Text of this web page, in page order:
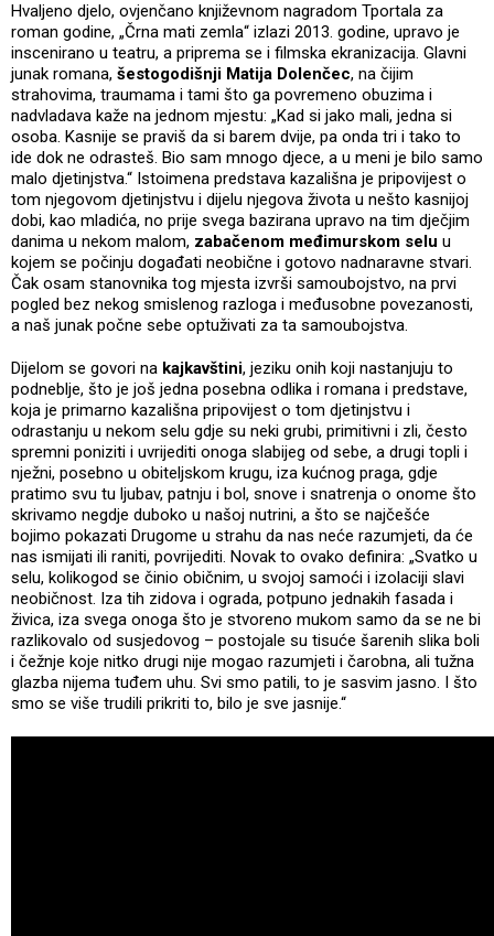
Hvaljeno djelo, ovjenčano književnom nagradom Tportala za
roman godine, „Črna mati zemla“ izlazi 2013. godine, upravo je
inscenirano u teatru, a priprema se i filmska ekranizacija. Glavni
junak romana, šestogodišnji Matija Dolenčec, na čijim
strahovima, traumama i tami što ga povremeno obuzima i
nadvladava kaže na jednom mjestu: „Kad si jako mali, jedna si
osoba. Kasnije se praviš da si barem dvije, pa onda tri i tako to
ide dok ne odrasteš. Bio sam mnogo djece, a u meni je bilo samo
malo djetinjstva.“ Istoimena predstava kazališna je pripovijest o
tom njegovom djetinjstvu i dijelu njegova života u nešto kasnijoj
dobi, kao mladića, no prije svega bazirana upravo na tim dječjim
danima u nekom malom, zabačenom međimurskom selu u
kojem se počinju događati neobične i gotovo nadnaravne stvari.
Čak osam stanovnika tog mjesta izvrši samoubojstvo, na prvi
pogled bez nekog smislenog razloga i međusobne povezanosti,
a naš junak počne sebe optuživati za ta samoubojstva.
Dijelom se govori na kajkavštini, jeziku onih koji nastanjuju to
podneblje, što je još jedna posebna odlika i romana i predstave,
koja je primarno kazališna pripovijest o tom djetinjstvu i
odrastanju u nekom selu gdje su neki grubi, primitivni i zli, često
spremni poniziti i uvrijediti onoga slabijeg od sebe, a drugi topli i
nježni, posebno u obiteljskom krugu, iza kućnog praga, gdje
pratimo svu tu ljubav, patnju i bol, snove i snatrenja o onome što
skrivamo negdje duboko u našoj nutrini, a što se najčešće
bojimo pokazati Drugome u strahu da nas neće razumjeti, da će
nas ismijati ili raniti, povrijediti. Novak to ovako definira: „Svatko u
selu, kolikogod se činio običnim, u svojoj samoći i izolaciji slavi
neobičnost. Iza tih zidova i ograda, potpuno jednakih fasada i
živica, iza svega onoga što je stvoreno mukom samo da se ne bi
razlikovalo od susjedovog – postojale su tisuće šarenih slika boli
i čežnje koje nitko drugi nije mogao razumjeti i čarobna, ali tužna
glazba nijema tuđem uhu. Svi smo patili, to je sasvim jasno. I što
smo se više trudili prikriti to, bilo je sve jasnije.“